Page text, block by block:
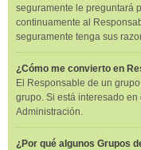
seguramente le preguntará
continuamente al
seguramente tenga sus
¿Cómo me convierto en
El Responsable de un
grupo. Si está interesado
Administración.
¿Por qué algunos Grupos